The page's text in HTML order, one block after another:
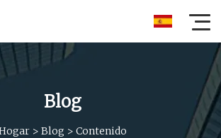
Blog
> Blog > Contenido